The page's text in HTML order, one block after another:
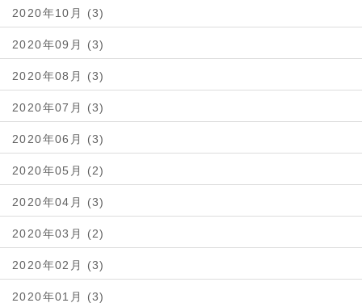
2020年10月 (3)
2020年09月 (3)
2020年08月 (3)
2020年07月 (3)
2020年06月 (3)
2020年05月 (2)
2020年04月 (3)
2020年03月 (2)
2020年02月 (3)
2020年01月 (3)